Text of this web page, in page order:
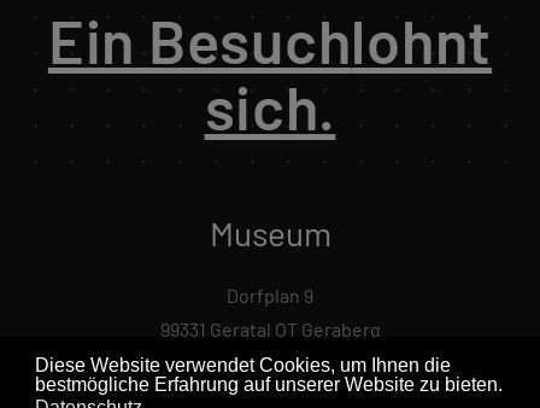
Diese Website verwendet Cookies, um Ihnen die
bestmögliche Erfahrung auf unserer Website zu bieten.
Ein Besuchlohnt
sich.
Museum
Dorfplan 9
99331 Geratal OT Geraberg
0 36 77 / 20 56 81